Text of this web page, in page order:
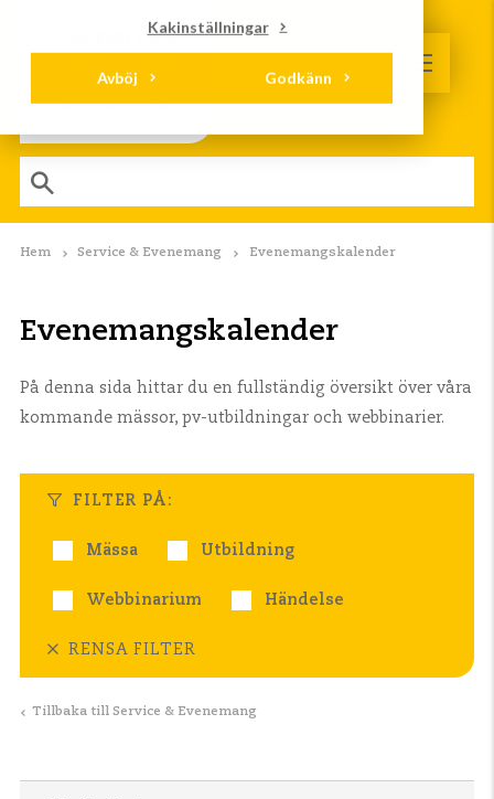
Kakinställningar
Godkänn
Avböj
Hem Service & Evenemang Evenemangskalender
Evenemangskalender
På denna sida hittar du en fullständig översikt över våra
kommande mässor, pv-utbildningar och webbinarier.
FILTER PÅ:
Mässa Utbildning
Webbinarium Händelse
RENSA FILTER
Tillbaka till Service & Evenemang